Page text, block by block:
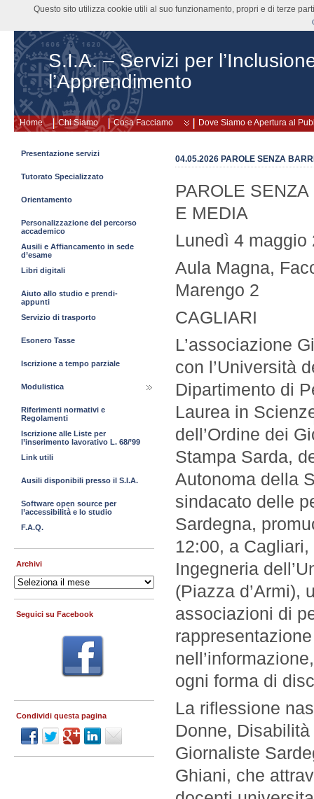
S.I.A. – Servizi per
l’Apprendimento
Home Chi Siamo Cosa Facciamo Dove Siamo e Apertura al
04.05.2026 PAROLE SENZA
PAROLE
E MEDIA
Lunedì 4 maggio
Aula Magna,
Marengo 2
CAGLIARI
L’associazione
con l’Università
Dipartimento di
Laurea in
dell’Ordine dei
Stampa Sarda,
Autonoma della
sindacato delle
Sardegna,
12:00, a
Ingegneria
(Piazza d’Armi),
associazioni di
ogni forma di
La riflessione
Donne,
Giornaliste
Ghiani, che
Presentazione servizi
Tutorato Specializzato
Orientamento
Personalizzazione del percorso
accademico
Ausili e Affiancamento in sede
d’esame
Libri digitali
Aiuto allo studio e prendi-
appunti
Servizio di trasporto
Esonero Tasse
Iscrizione a tempo parziale
Modulistica
Riferimenti normativi e
Regolamenti
Iscrizione alle Liste per
l’inserimento lavorativo L. 68/’99
Link utili
Ausili disponibili presso il S.I.A.
Software open source per
l’accessibilità e lo studio
F.A.Q.
Archivi
Archivi
Seguici su Facebook
Condividi questa pagina
Questo sito utilizza cookie utili al suo funzionamento, propri e di terze